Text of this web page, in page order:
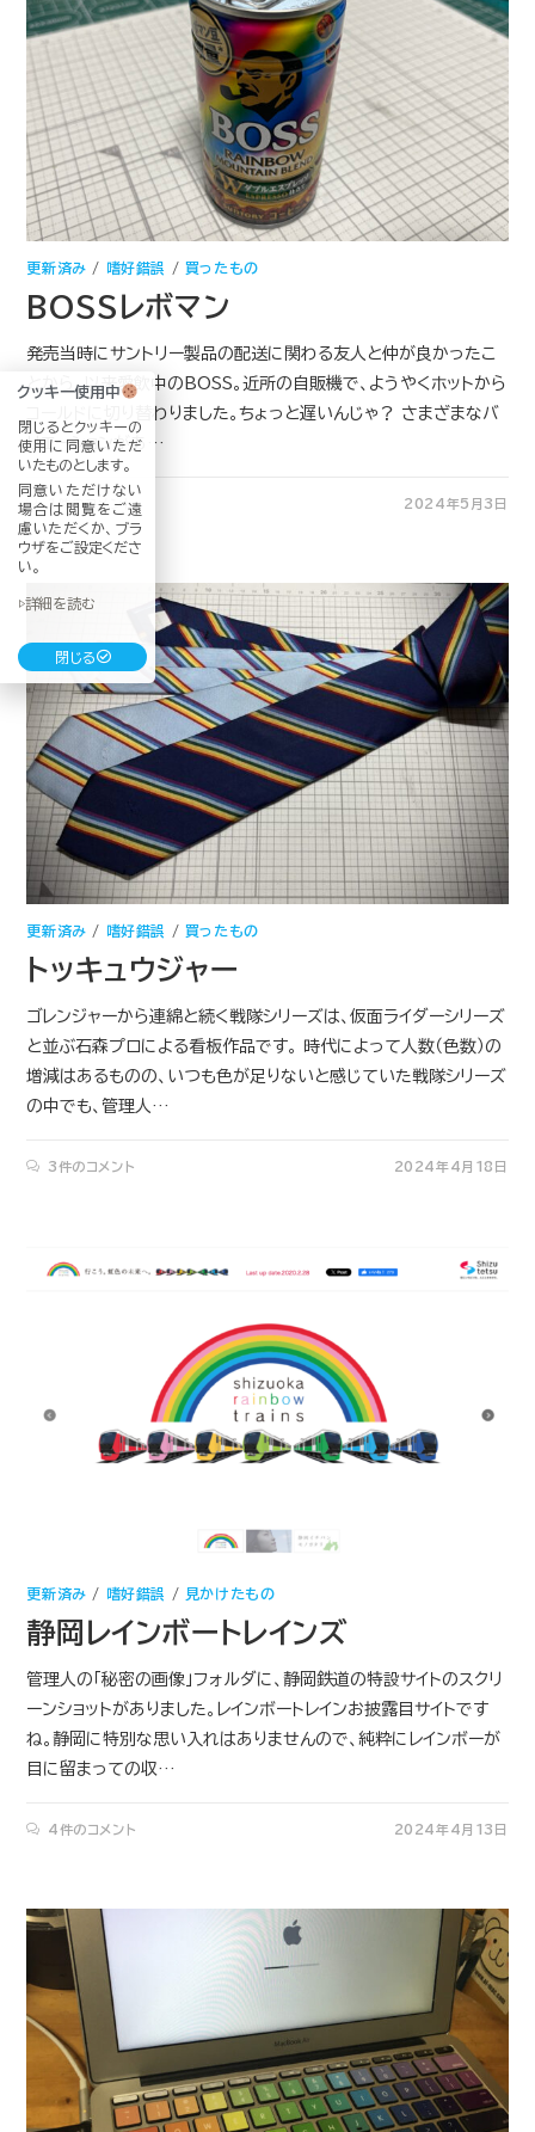
更新済み / 嗜好錯誤 / 買ったもの
BOSSレボマン
発売当時にサントリー製品の配送に関わる友人と仲が良かったこ
とから、以来愛飲中のBOSS。近所の自販機で、ようやくホットから
コールドに切り替わりました。ちょっと遅いんじゃ？ さまざまなバ
リエーションがあ…
1件のコメント 2024年5月3日
更新済み / 嗜好錯誤 / 買ったもの
トッキュウジャー
ゴレンジャーから連綿と続く戦隊シリーズは、仮面ライダーシリーズ
と並ぶ石森プロによる看板作品です。 時代によって人数（色数）の
増減はあるものの、いつも色が足りないと感じていた戦隊シリーズ
の中でも、管理人…
3件のコメント 2024年4月18日
更新済み / 嗜好錯誤 / 見かけたもの
静岡レインボートレインズ
管理人の「秘密の画像」フォルダに、静岡鉄道の特設サイトのスクリ
ーンショットがありました。レインボートレインお披露目サイトです
ね。静岡に特別な思い入れはありませんので、純粋にレインボーが
目に留まっての収…
4件のコメント 2024年4月13日
クッキー使用中
閉じるとクッキーの
使用に同意いただ
いたものとします。
同意いただけない
場合は閲覧をご遠
慮いただくか、ブラ
ウザをご設定くださ
い。
▷詳細を読む
閉じる